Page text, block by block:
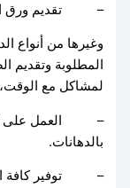
– تقديم ورق
وغيرها من أنواع
المطلوبة وتقديم
لمشاكل مع
– العمل على
بالدهانات.
– توفير كافة